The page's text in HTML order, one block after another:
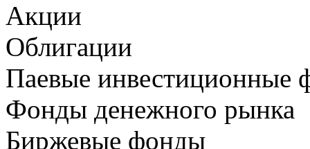
Акции
Облигации
Паевые инвестиционные
Фонды денежного рынка
Биржевые фонды